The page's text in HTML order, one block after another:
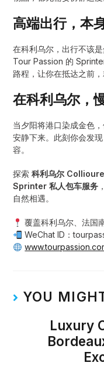
高端出行，本
在科利乌尔，出行不该
Tour Passion 的
路程，让你在抵达之前
在科利乌尔，
当夕阳将港口染成金色
安静下来。此刻你会发
容。
探索科利乌尔 Collioure
Sprinter 私人包车服务
自然相遇。
覆盖科利乌尔、法国
WeChat ID：
YOU
Luxury